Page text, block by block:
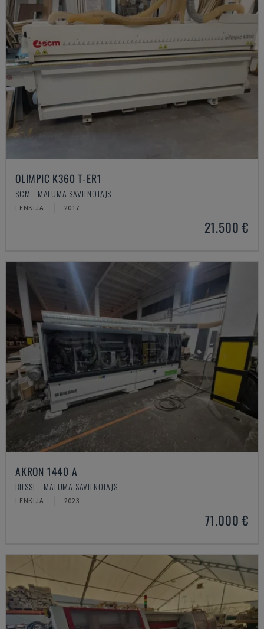
OLIMPIC K360 T-ER1
SCM - MALUMA SAVIENOTĀJS
LENKIJA 2017
21.500 €
AKRON 1440 A
BIESSE - MALUMA SAVIENOTĀJS
LENKIJA 2023
71.000 €